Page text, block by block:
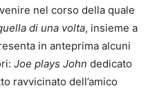
nel corso della quale
di una volta, insieme a
in anteprima alcuni
Joe plays John dedicato
ravvicinato dell’amico